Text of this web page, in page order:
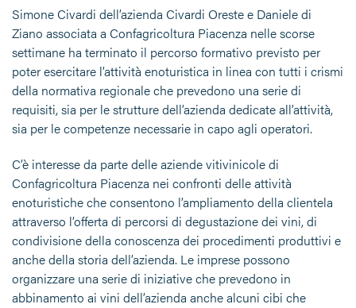
Simone Civardi dell’azienda Civardi Oreste e Daniele di
Ziano associata a Confagricoltura Piacenza nelle scorse
settimane ha terminato il percorso formativo previsto per
poter esercitare l’attività enoturistica in linea con tutti i crismi
della normativa regionale che prevedono una serie di
requisiti, sia per le strutture dell’azienda dedicate all’attività,
sia per le competenze necessarie in capo agli operatori.
C’è interesse da parte delle aziende vitivinicole di
Confagricoltura Piacenza nei confronti delle attività
enoturistiche che consentono l’ampliamento della clientela
attraverso l’offerta di percorsi di degustazione dei vini, di
condivisione della conoscenza dei procedimenti produttivi e
anche della storia dell’azienda. Le imprese possono
organizzare una serie di iniziative che prevedono in
abbinamento ai vini dell’azienda anche alcuni cibi che